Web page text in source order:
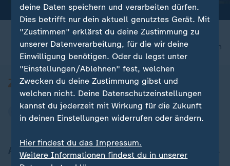
nach oben
Aktuell bei ZDFheute
deine Daten speichern und verarbeiten dürfen.
Dies betrifft nur dein aktuell genutztes Gerät. Mit
"Zustimmen" erklärst du deine Zustimmung zu
unserer Datenverarbeitung, für die wir deine
Einwilligung benötigen. Oder du legst unter
"Einstellungen/Ablehnen" fest, welchen
Zwecken du deine Zustimmung gibst und
welchen nicht. Deine Datenschutzeinstellungen
kannst du jederzeit mit Wirkung für die Zukunft
in deinen Einstellungen widerrufen oder ändern.
Hier findest du das Impressum.
Weitere Informationen findest du in unserer